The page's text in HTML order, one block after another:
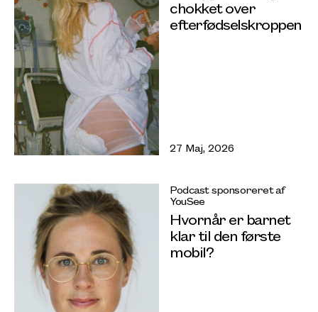
chokket over
efterfødselskroppen
27 Maj, 2026
Podcast sponsoreret af
YouSee
Hvornår er barnet
klar til den første
mobil?